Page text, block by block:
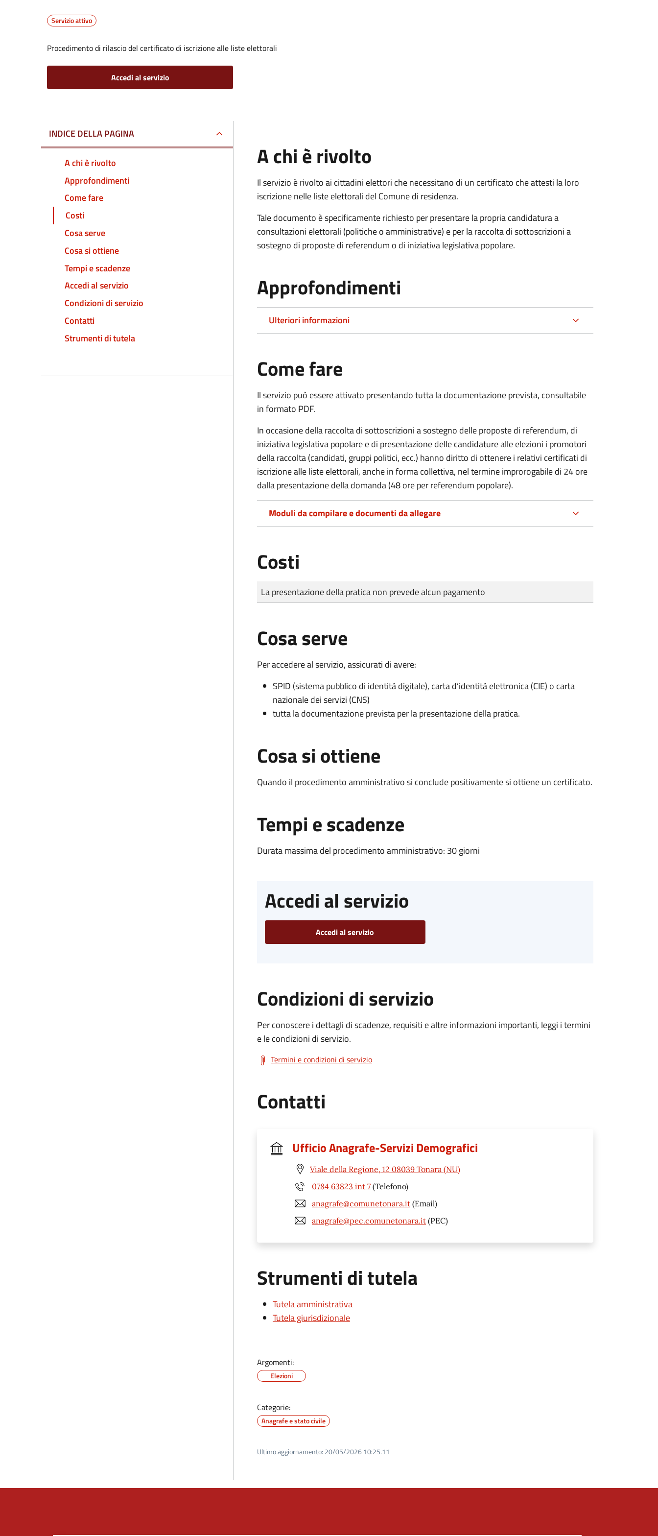
Servizio attivo
Procedimento di rilascio del certificato di iscrizione alle liste elettorali
Accedi al servizio
INDICE DELLA PAGINA
A chi è rivolto
Approfondimenti
Come fare
Costi
Cosa serve
Cosa si ottiene
Tempi e scadenze
Accedi al servizio
Condizioni di servizio
Contatti
Strumenti di tutela
A chi è rivolto
Il servizio è rivolto ai cittadini elettori che necessitano di un certificato che attesti la loro
iscrizione nelle liste elettorali del Comune di residenza.
Tale documento è specificamente richiesto per presentare la propria candidatura a
consultazioni elettorali (politiche o amministrative) e per la raccolta di sottoscrizioni a
sostegno di proposte di referendum o di iniziativa legislativa popolare.
Approfondimenti
Ulteriori informazioni
Come fare
Il servizio può essere attivato presentando tutta la documentazione prevista, consultabile
in formato PDF.
In occasione della raccolta di sottoscrizioni a sostegno delle proposte di referendum, di
iniziativa legislativa popolare e di presentazione delle candidature alle elezioni i promotori
della raccolta (candidati, gruppi politici, ecc.) hanno diritto di ottenere i relativi certificati di
iscrizione alle liste elettorali, anche in forma collettiva, nel termine improrogabile di 24 ore
dalla presentazione della domanda (48 ore per referendum popolare).
Moduli da compilare e documenti da allegare
Costi
Tipo di pagamento
Importo
La presentazione della pratica non prevede alcun pagamento
Cosa serve
Per accedere al servizio, assicurati di avere:
SPID (sistema pubblico di identità digitale), carta d’identità elettronica (CIE) o carta
nazionale dei servizi (CNS)
tutta la documentazione prevista per la presentazione della pratica.
Cosa si ottiene
Quando il procedimento amministrativo si conclude positivamente si ottiene un certificato.
Tempi e scadenze
Durata massima del procedimento amministrativo: 30 giorni
Accedi al servizio
Accedi al servizio
Condizioni di servizio
Per conoscere i dettagli di scadenze, requisiti e altre informazioni importanti, leggi i termini
e le condizioni di servizio.
Termini e condizioni di servizio
Contatti
Ufficio Anagrafe-Servizi Demografici
Viale della Regione, 12 08039 Tonara (NU)
0784 63823 int 7 (Telefono)
anagrafe@comunetonara.it (Email)
anagrafe@pec.comunetonara.it (PEC)
Strumenti di tutela
Tutela amministrativa
Tutela giurisdizionale
Argomenti:
Elezioni
Categorie:
Anagrafe e stato civile
Ultimo aggiornamento: 20/05/2026 10:25.11